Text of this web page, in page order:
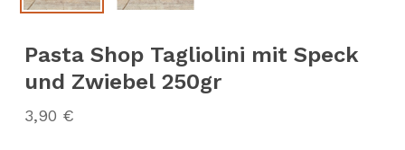
Pasta Shop Tagliolini mit Speck
und Zwiebel 250gr
3,90 €